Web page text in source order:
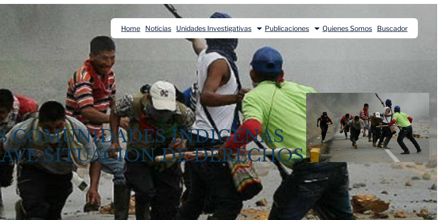
Home Noticias Unidades Investigativas Publicaciones Quienes Somos Buscador
COMUNIDADES INDÍGENAS
SITUACIÓN DE DERECHOS